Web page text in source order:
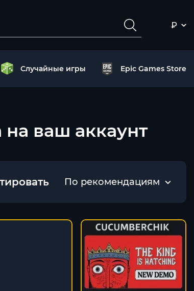
₽
Случайные игры Epic Games Store
на ваш аккаунт
По рекомендациям